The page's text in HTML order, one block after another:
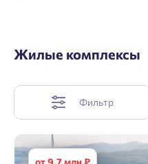
Жилые комплексы
Фильтр
от 9.7 млн ₽